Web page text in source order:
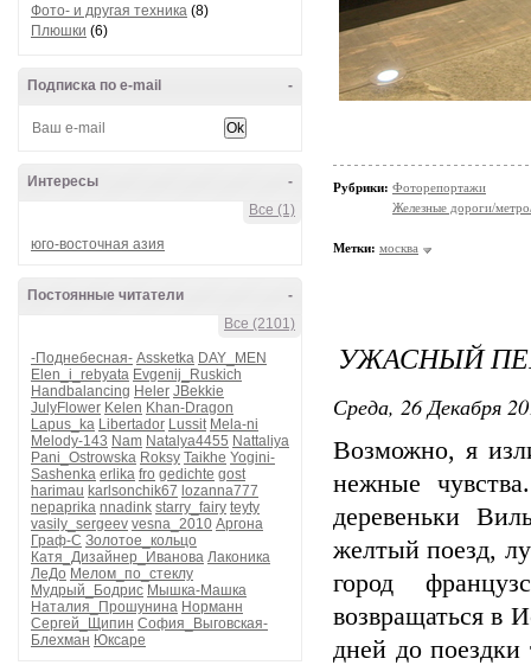
Фото- и другая техника (8)
Плюшки (6)
-
Подписка по e-mail
-
Интересы
Все (1)
юго-восточная азия
-
Постоянные читатели
Все (2101)
-Поднебесная- Assketka DAY_MEN
Elen_i_rebyata Evgenij_Ruskich
Handbalancing Heler JBekkie
JulyFlower Kelen Khan-Dragon
Lapus_ka Libertador Lussit Mela-ni
Melody-143 Nam Natalya4455 Nattaliya
Pani_Ostrowska Roksy Taikhe Yogini-
Sashenka erlika fro gedichte gost
harimau karlsonchik67 lozanna777
nepaprika nnadink starry_fairy teyty
vasily_sergeev vesna_2010 Аргона
Граф-С Золотое_кольцо
Катя_Дизайнер_Иванова Лаконика
ЛеДо Мелом_по_стеклу
Мудрый_Бодрис Мышка-Машка
Наталия_Прошунина Норманн
Сергей_Щипин София_Выговская-
Блехман Юксаре
Рубрики: Фоторепортажи
Железные дороги/
Метки: москва
УЖАСНЫЙ
Среда, 26 Декабря
Возможно, я
нежные
деревеньки
желтый поезд,
город
возвращаться в
дней до поездки